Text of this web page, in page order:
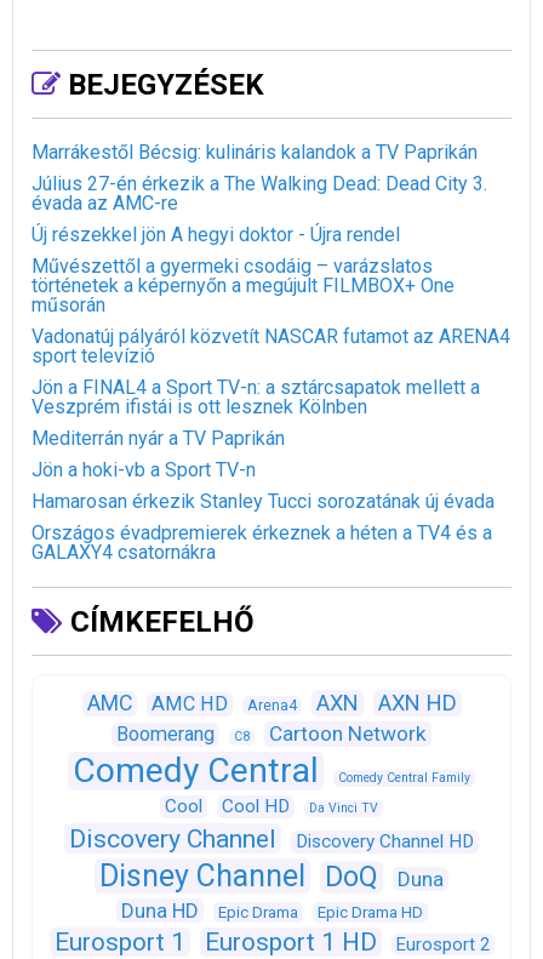
BEJEGYZÉSEK
Marrákestől Bécsig: kulináris kalandok a TV Paprikán
Július 27-én érkezik a The Walking Dead: Dead City 3.
évada az AMC-re
Új részekkel jön A hegyi doktor - Újra rendel
Művészettől a gyermeki csodáig – varázslatos
történetek a képernyőn a megújult FILMBOX+ One
műsorán
Vadonatúj pályáról közvetít NASCAR futamot az ARENA4
sport televízió
Jön a FINAL4 a Sport TV-n: a sztárcsapatok mellett a
Veszprém ifistái is ott lesznek Kölnben
Mediterrán nyár a TV Paprikán
Jön a hoki-vb a Sport TV-n
Hamarosan érkezik Stanley Tucci sorozatának új évada
Országos évadpremierek érkeznek a héten a TV4 és a
GALAXY4 csatornákra
CÍMKEFELHŐ
AMC AMC HD Arena4 AXN AXN HD
Boomerang C8 Cartoon Network
Comedy Central Comedy Central Family
Cool Cool HD Da Vinci TV
Discovery Channel Discovery Channel HD
Disney Channel DoQ
Duna
Duna HD
Epic Drama Epic Drama HD
Eurosport 1 Eurosport 1 HD
Eurosport 2